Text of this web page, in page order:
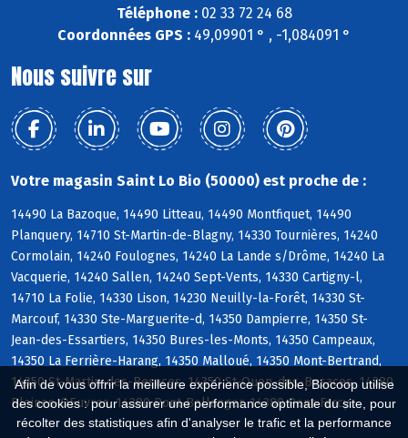
Afin de vous offrir la meilleure expérience possible, Biocoop utilise
des cookies : pour assurer une performance optimale du site, pour
récolter des statistiques afin d'analyser le trafic et la performance
Téléphone :02 33 72 24 68
Coordonnées GPS : 49,09901 ° , -1,084091 °
Nous suivre sur
Votre magasin Saint Lo Bio (50000) est proche de :
14490 La Bazoque, 14490 Litteau, 14490 Montfiquet, 14490
Planquery, 14710 St-Martin-de-Blagny, 14330 Tournières, 14240
Cormolain, 14240 Foulognes, 14240 La Lande s/Drôme, 14240 La
Vacquerie, 14240 Sallen, 14240 Sept-Vents, 14330 Cartigny-l,
14710 La Folie, 14330 Lison, 14230 Neuilly-la-Forêt, 14330 St-
Marcouf, 14330 Ste-Marguerite-d, 14350 Dampierre, 14350 St-
Jean-des-Essartiers, 14350 Bures-les-Monts, 14350 Campeaux,
14350 La Ferrière-Harang, 14350 Malloué, 14350 Mont-Bertrand,
14350 St-Martin-des-Besaces, 14350 St-Ouen-des-Besaces, 14380
Pleines-OEuvres, 14380 Pont-Bellanger, 14380 Pont-Farcy